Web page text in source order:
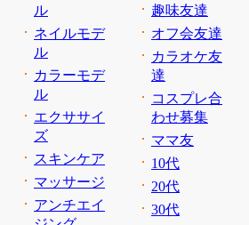
ル
ネイルモデ
ル
カラーモデ
ル
エクササイ
ズ
スキンケア
マッサージ
アンチエイ
趣味友達
オフ会友達
カラオケ友
達
コスプレ合
わせ募集
ママ友
10代
20代
30代